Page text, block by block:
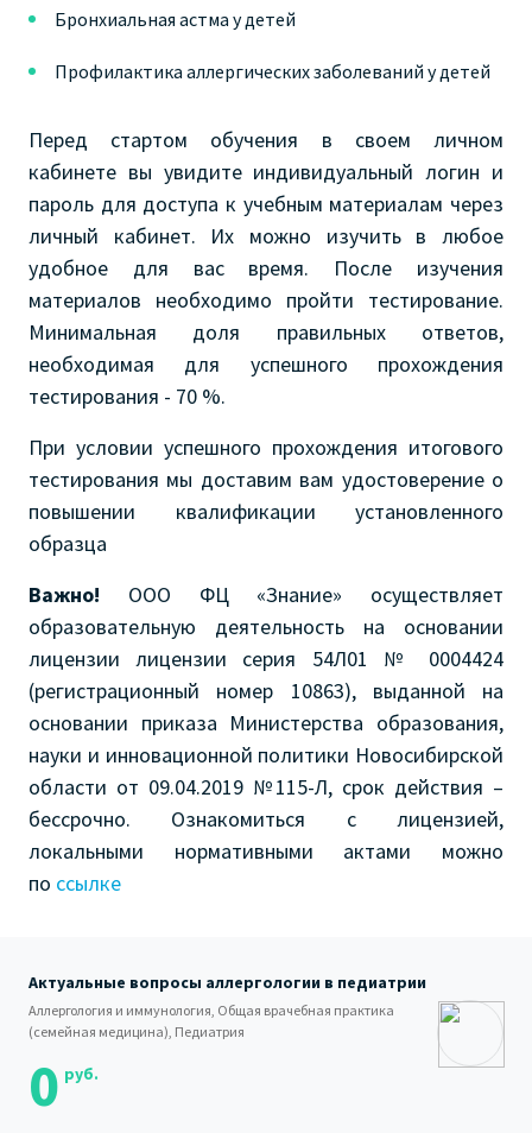
Бронхиальная астма у детей
Профилактика аллергических заболеваний у детей
Перед стартом обучения в своем личном
кабинете вы увидите индивидуальный логин и
пароль для доступа к учебным материалам через
личный кабинет. Их можно изучить в любое
удобное для вас время. После изучения
материалов необходимо пройти тестирование.
Минимальная доля правильных ответов,
необходимая для успешного прохождения
тестирования - 70 %.
При условии успешного прохождения итогового
тестирования мы доставим вам удостоверение о
повышении квалификации установленного
образца
Важно! ООО ФЦ «Знание» осуществляет
образовательную деятельность на основании
лицензии лицензии серия 54Л01 № 0004424
(регистрационный номер 10863), выданной на
основании приказа Министерства образования,
науки и инновационной политики Новосибирской
области от 09.04.2019 №115-Л, срок действия –
бессрочно. Ознакомиться с лицензией,
локальными нормативными актами можно
по ссылке
Актуальные вопросы аллергологии в педиатрии
Аллергология и иммунология, Общая врачебная практика
(семейная медицина), Педиатрия
0 руб.